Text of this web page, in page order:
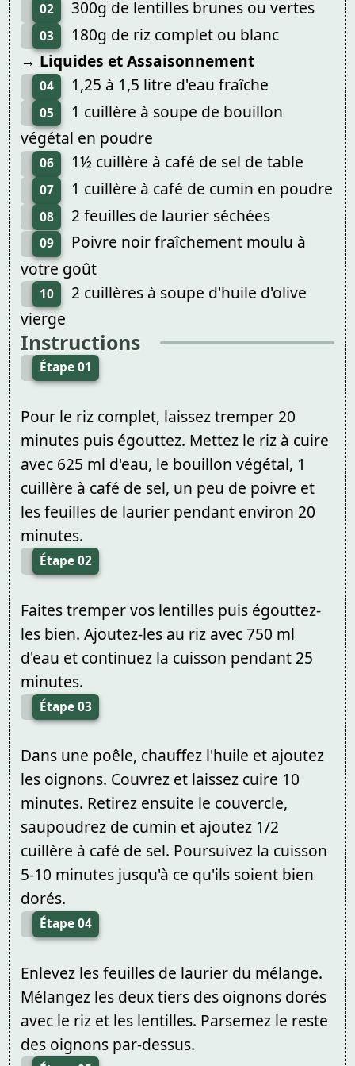
02 300g de lentilles brunes ou vertes
03
180g de riz complet ou blanc
→ Liquides et Assaisonnement
04 1,25 à 1,5 litre d'eau fraîche
05
1 cuillère à soupe de bouillon
végétal en poudre
06 1½ cuillère à café de sel de table
07 1 cuillère à café de cumin en poudre
08 2 feuilles de laurier séchées
09
Poivre noir fraîchement moulu à
votre goût
10
2 cuillères à soupe d'huile d'olive
vierge
Instructions
Étape 01
Pour le riz complet, laissez tremper 20
minutes puis égouttez. Mettez le riz à cuire
avec 625 ml d'eau, le bouillon végétal, 1
cuillère à café de sel, un peu de poivre et
les feuilles de laurier pendant environ 20
minutes.
Étape 02
Faites tremper vos lentilles puis égouttez-
les bien. Ajoutez-les au riz avec 750 ml
d'eau et continuez la cuisson pendant 25
minutes.
Étape 03
Dans une poêle, chauffez l'huile et ajoutez
les oignons. Couvrez et laissez cuire 10
minutes. Retirez ensuite le couvercle,
saupoudrez de cumin et ajoutez 1/2
cuillère à café de sel. Poursuivez la cuisson
5-10 minutes jusqu'à ce qu'ils soient bien
dorés.
Étape 04
Enlevez les feuilles de laurier du mélange.
Mélangez les deux tiers des oignons dorés
avec le riz et les lentilles. Parsemez le reste
des oignons par-dessus.